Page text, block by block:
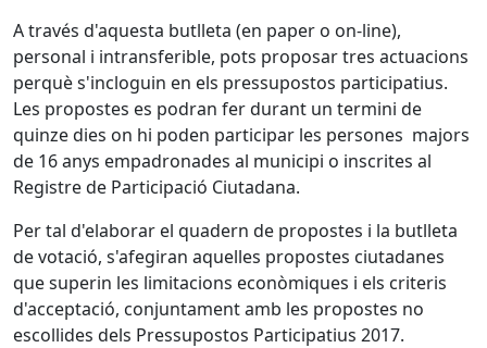
A través d'aquesta butlleta (en paper o on-line),
personal i intransferible, pots proposar tres actuacions
perquè s'incloguin en els pressupostos participatius.
Les propostes es podran fer durant un termini de
quinze dies on hi poden participar les persones majors
de 16 anys empadronades al municipi o inscrites al
Registre de Participació Ciutadana.
Per tal d'elaborar el quadern de propostes i la butlleta
de votació, s'afegiran aquelles propostes ciutadanes
que superin les limitacions econòmiques i els criteris
d'acceptació, conjuntament amb les propostes no
escollides dels Pressupostos Participatius 2017.